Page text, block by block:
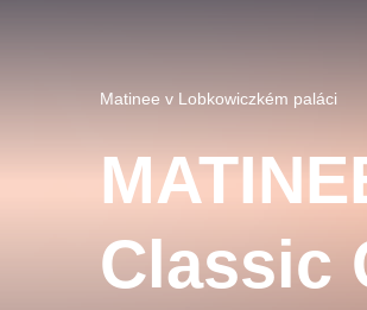
Matinee v Lobkowiczkém paláci
Classic
2026